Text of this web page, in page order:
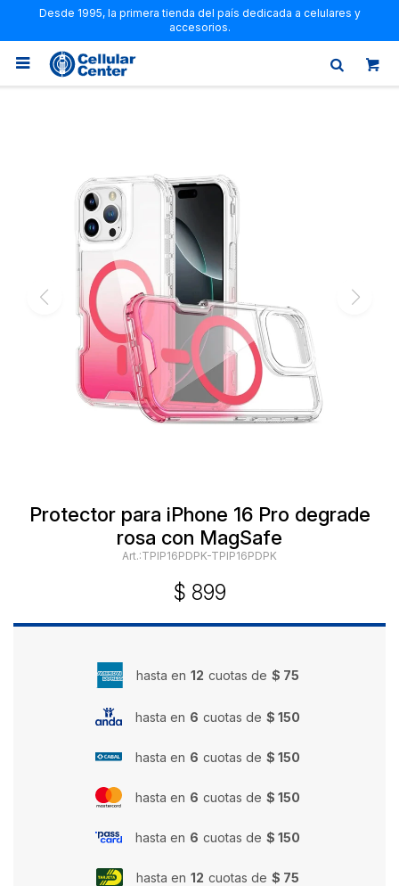
Desde 1995, la primera tienda del país dedicada a celulares y
accesorios.

Protector para iPhone 16 Pro degrade
rosa con MagSafe
TPIP16PDPK-TPIP16PDPK
$ 899
hasta en 12 cuotas de $ 75
hasta en 6 cuotas de $ 150
hasta en 6 cuotas de $ 150
hasta en 6 cuotas de $ 150
hasta en 6 cuotas de $ 150
hasta en 12 cuotas de $ 75